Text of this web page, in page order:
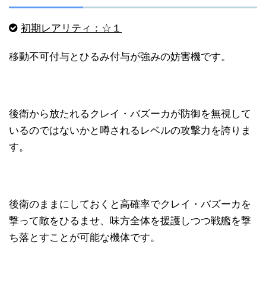
初期レアリティ：☆１
移動不可付与とひるみ付与が強みの妨害機です。
後衛から放たれるクレイ・バズーカが防御を無視して
いるのではないかと噂されるレベルの攻撃力を誇りま
す。
後衛のままにしておくと高確率でクレイ・バズーカを
撃って敵をひるませ、味方全体を援護しつつ戦艦を撃
ち落とすことが可能な機体です。